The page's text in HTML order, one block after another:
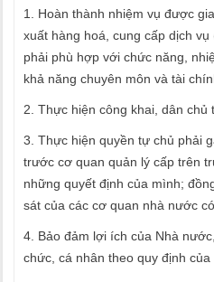
1. Hoàn thành nhiệm vụ được
xuất hàng hoá, cung cấp dịch
phải phù hợp với chức năng,
khả năng chuyên môn và tài
2. Thực hiện công khai, dân chủ
3. Thực hiện quyền tự chủ phải
trước cơ quan quản lý cấp trên
những quyết định của mình;
sát của các cơ quan nhà nước
4. Bảo đảm lợi ích của Nhà
chức, cá nhân theo quy định của